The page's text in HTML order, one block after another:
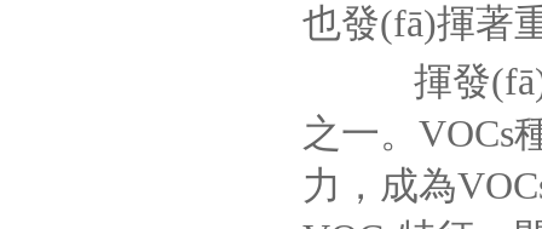
也發(fā)揮著
揮發(fā)
之一。VOCs
力，成為